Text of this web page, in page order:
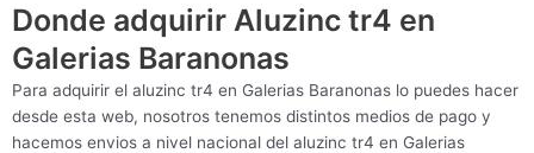
Donde adquirir Aluzinc tr4 en
Galerias Baranonas
Para adquirir el aluzinc tr4 en Galerias Baranonas lo puedes hacer
desde esta web, nosotros tenemos distintos medios de pago y
hacemos envios a nivel nacional del aluzinc tr4 en Galerias